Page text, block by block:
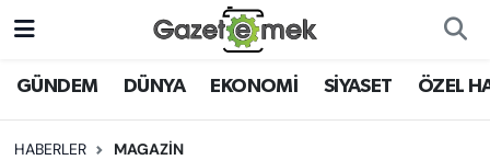
GÜNDEM DÜNYA EKONOMİ SİYASET ÖZEL
HABERLER MAGAZİN
DÜNYA
EKONOMİ
Nöbetçi Eczaneler
Hava Durumu